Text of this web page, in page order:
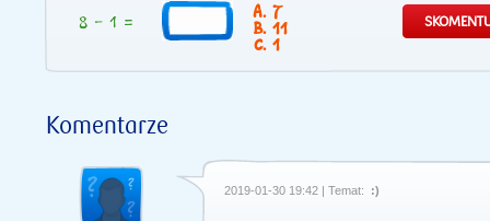
7
11
1
Komentarze
2019-01-30 19:42 | Temat: :)